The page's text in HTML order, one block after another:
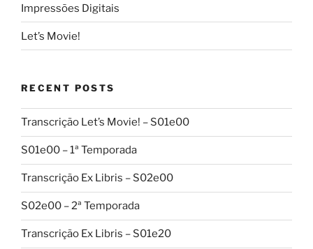
Impressões Digitais
Let’s Movie!
RECENT POSTS
Transcrição Let’s Movie! – S01e00
S01e00 – 1ª Temporada
Transcrição Ex Libris – S02e00
S02e00 – 2ª Temporada
Transcrição Ex Libris – S01e20